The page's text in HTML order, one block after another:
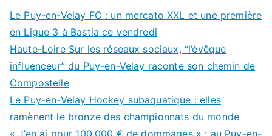
Le Puy-en-Velay FC : un mercato XXL et une première
en Ligue 3 à Bastia ce vendredi
Haute-Loire Sur les réseaux sociaux, “l’évêque
influenceur” du Puy-en-Velay raconte son chemin de
Compostelle
Le Puy-en-Velay Hockey subaquatique : elles
ramènent le bronze des championnats du monde
« J’en ai pour 100.000 € de dommages » : au Puy-en-